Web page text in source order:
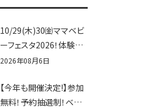
10/29(木)30㈮ママベビ
ーフェスタ2026！体験プ
ログラム募集♪赤ちゃん
せんか？
2026年08月6日
【今年も開催決定!】参加
無料！予約抽選制！ベビ